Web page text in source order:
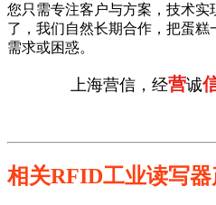
您只需专注客户与方案，技术
了，我们自然长期合作，把蛋
需求或困惑。
上海营信，经营诚
相关RFID工业读写